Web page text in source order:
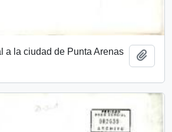
a la ciudad de Punta Arenas